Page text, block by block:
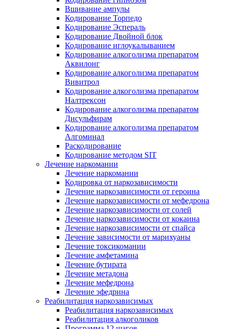
Вшивание ампулы
Кодирование Торпедо
Кодирование Эспераль
Кодирование Двойной блок
Кодирование иглоукалыванием
Кодирование алкоголизма препаратом
Аквилонг
Кодирование алкоголизма препаратом
Вивитрол
Кодирование алкоголизма препаратом
Налтрексон
Кодирование алкоголизма препаратом
Дисульфирам
Кодирование алкоголизма препаратом
Алгоминал
Раскодирование
Кодирование методом SIT
Лечение наркомании
Лечение наркомании
Кодировка от наркозависимости
Лечение наркозависимости от героина
Лечение наркозависимости от мефедрона
Лечение наркозависимости от солей
Лечение наркозависимости от кокаина
Лечение наркозависимости от спайса
Лечение зависимости от марихуаны
Лечение токсикомании
Лечение амфетамина
Лечение бутирата
Лечение метадона
Лечение мефедрона
Лечение эфедрина
Реабилитация наркозависимых
Реабилитация наркозависимых
Реабилитация алкоголиков